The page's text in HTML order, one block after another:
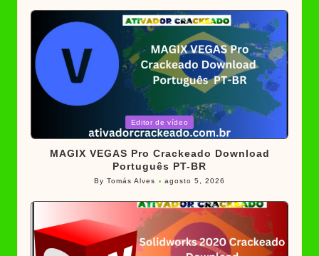
in
Editor de vídeo
MAGIX VEGAS Pro Crackeado Download
Português PT-BR
Posted
ByTomás Alves agosto 5, 2026